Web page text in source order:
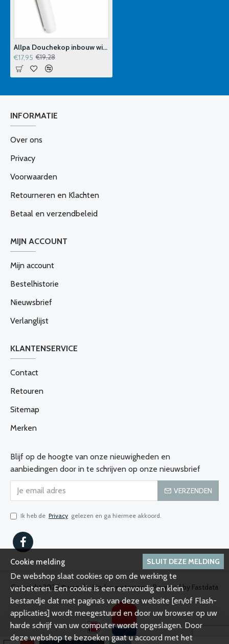
Allpa Douchekop inbouw wit douchekop
€17,95 €19,28
INFORMATIE
Over ons
Privacy
Voorwaarden
Retourneren en Klachten
Betaal en verzendbeleid
MIJN ACCOUNT
Mijn account
Bestelhistorie
Nieuwsbrief
Verlanglijst
KLANTENSERVICE
Contact
Retouren
Sitemap
Merken
Blijf op de hoogte van onze nieuwigheden en
aanbiedingen door in te schrijven op onze nieuwsbrief
VERZENDEN
Ik heb de Privacy gelezen en ga hiermee akkoord.
Copyright 2024 © van der Linden watersport, Powered by Fastdata
SLUIT DEZE MELDING
Cookie melding
De webshop slaat cookies op om de werking te
verbeteren. Een cookie is een eenvoudig en klein
bestandje dat met pagina’s van deze website [en/of Flash-
applicaties] wordt meegestuurd en door uw browser op uw
harde schrijf van uw computer wordt opgeslagen. Door
deze webshop te bezoeken gaat u accoord met het